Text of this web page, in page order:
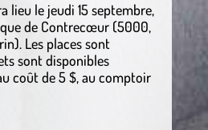
lieu le jeudi 15 septembre,
de Contrecœur (5000,
Les places sont
sont disponibles
coût de 5 $, au comptoir